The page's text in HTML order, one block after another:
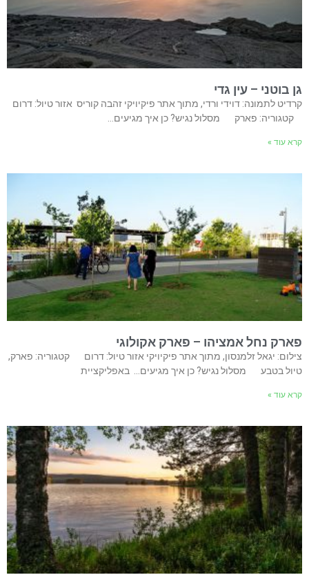
גן בוטני – עין גדי
קרדיט לתמונה: דוידי ורדי, מתוך אתר פיקיויקי זהבה קוריס אזור טיול: דרום
קטגוריה: פארק מסלול נגיש? כן איך מגיעים…
קרא עוד »
פארק נחל אמציהו – פארק אקולוגי
צילום: יגאל זלמנסון, מתוך אתר פיקיויקי אזור טיול: דרום קטגוריה: פארק,
טיול בטבע מסלול נגיש? כן איך מגיעים… באפליקציית
קרא עוד »